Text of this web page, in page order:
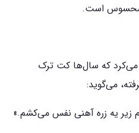
محسوس است.
می‌کرد که سال‌ها کت ترک
می‌گوید:
زیر یه زره آهنی نفس می‌کشم.»